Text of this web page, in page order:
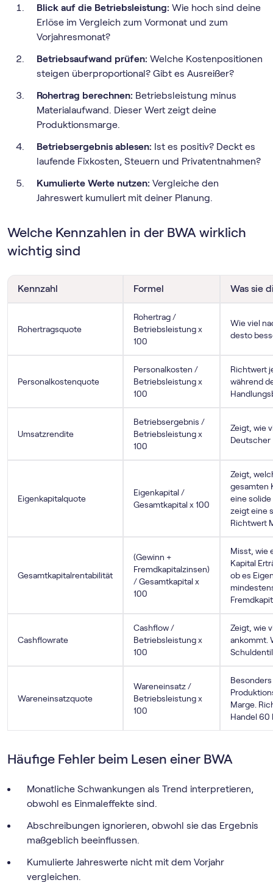
Blick auf die Betriebsleistung: Wie hoch sind deine
Erlöse im Vergleich zum Vormonat und zum
Vorjahresmonat?
Betriebsaufwand prüfen: Welche Kostenpositionen
steigen überproportional? Gibt es Ausreißer?
Rohertrag berechnen: Betriebsleistung minus
Materialaufwand. Dieser Wert zeigt deine
Produktionsmarge.
Betriebsergebnis ablesen: Ist es positiv? Deckt es
laufende Fixkosten, Steuern und Privatentnahmen?
Kumulierte Werte nutzen: Vergleiche den
Jahreswert kumuliert mit deiner Planung.
Welche Kennzahlen in der BWA wirklich
wichtig sind
Kennzahl Formel Was sie
Rohertragsquote
Rohertrag /
Betriebsleistung x
100
Wie viel
desto
Personalkostenquote
Personalkosten /
Betriebsleistung x
100
Richtwert
während
Umsatzrendite
Betriebsergebnis /
Betriebsleistung x
100
Zeigt, wie
Deutscher
Eigenkapitalquote
Eigenkapital /
Gesamtkapital x 100
Zeigt,
gesamten
eine solide
zeigt eine
Richtwert
Gesamtkapitalrentabilität
(Gewinn +
Fremdkapitalzinsen)
/ Gesamtkapital x
100
Misst, wie
Kapital
ob es
Cashflowrate
Cashflow /
Betriebsleistung x
100
Zeigt, wie
ankommt.
Wareneinsatzquote
Wareneinsatz /
Betriebsleistung x
100
Marge.
Handel 60
Häufige Fehler beim Lesen einer BWA
Monatliche Schwankungen als Trend interpretieren,
obwohl es Einmaleffekte sind.
Abschreibungen ignorieren, obwohl sie das Ergebnis
maßgeblich beeinflussen.
Kumulierte Jahreswerte nicht mit dem Vorjahr
vergleichen.